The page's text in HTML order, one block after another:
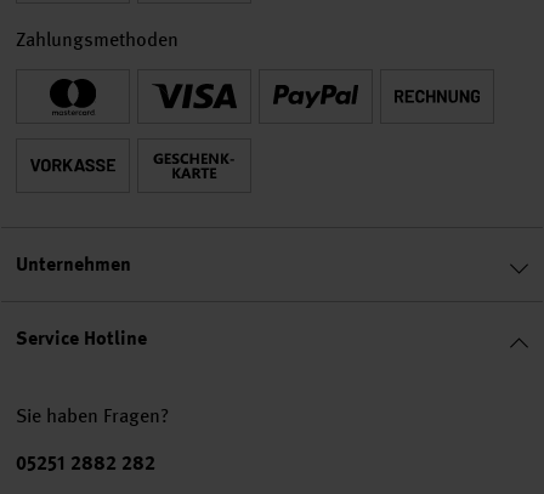
Service Hotline
Sie haben Fragen?
Telefonnummer
05251 2882 282
Zahlungsmethoden
Unternehmen